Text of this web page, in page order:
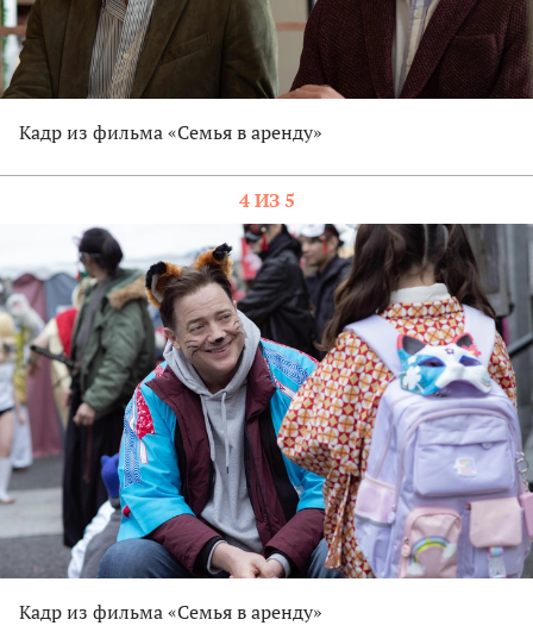
Кадр из фильма «Семья в аренду»
4 ИЗ 5
Кадр из фильма «Семья в аренду»